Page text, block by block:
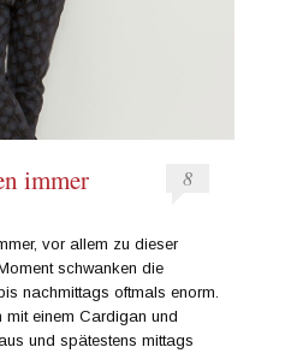
immer
8
vor allem zu dieser
schwanken die
nachmittags oftmals enorm.
mit einem Cardigan und
und spätestens mittags